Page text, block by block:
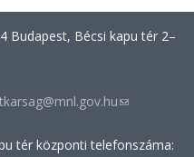
Budapest, Bécsi kapu tér 2–
(link
e-
tér központi telefonszáma: